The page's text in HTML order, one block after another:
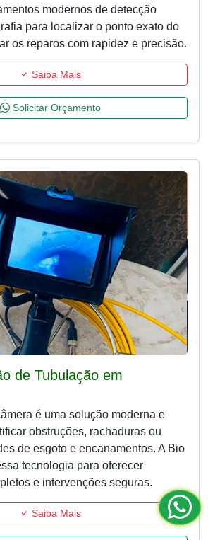
modernos de detecção
para localizar o ponto exato do
os reparos com rapidez e precisão.
Saiba Mais
Solicitar Orçamento
de Tubulação em
é uma solução moderna e
obstruções, rachaduras ou
de esgoto e encanamentos. A Bio
tecnologia para oferecer
e intervenções seguras.
Saiba Mais